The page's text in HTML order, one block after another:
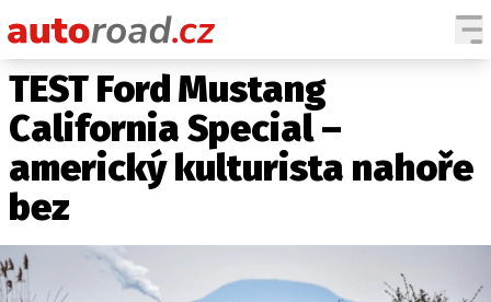
AUTA
TESTY AUT
NOVINKY
ZAJÍMAVOSTI
TEST Ford Mustang
California Special –
americký kulturista nahoře
bez